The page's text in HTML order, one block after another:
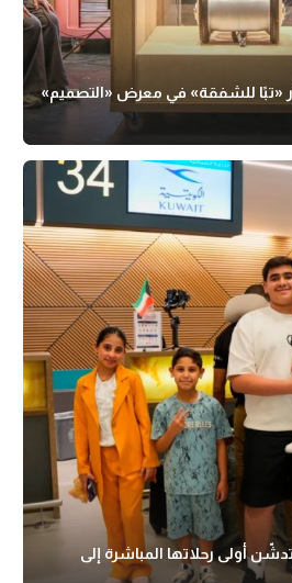
«تبًا للشفقة» في معرض «التصميم»
أولى رحلاتها المباشرة إلى